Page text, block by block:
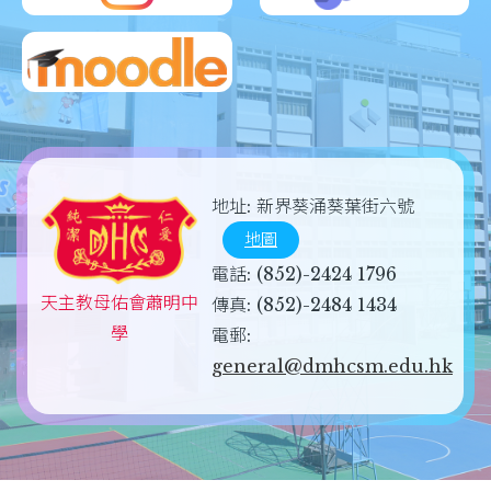
天主教母佑會蕭明中
學
地址: 新界葵涌葵葉街六號
地圖
電話: (852)-2424 1796
傳真: (852)-2484 1434
電郵:
general@dmhcsm.edu.hk